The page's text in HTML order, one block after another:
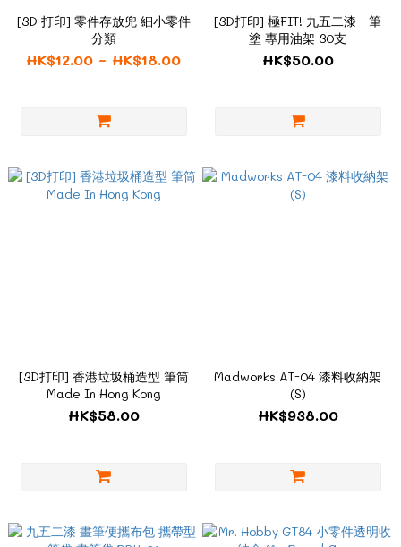
[3D 打印] 零件存放兜 細小零件
分類
HK$12.00 ~ HK$18.00
[3D打印] 極FIT! 九五二漆 - 筆
塗 專用油架 30支
HK$50.00
[3D打印] 香港垃圾桶造型 筆筒
Made In Hong Kong
HK$58.00
Madworks AT-04 漆料收納架
(S)
HK$938.00